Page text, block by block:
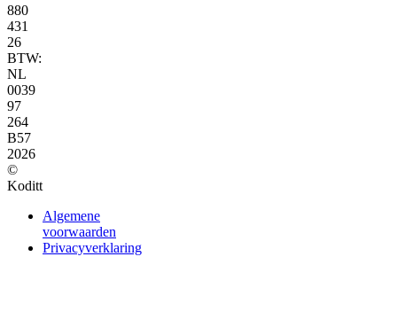
880
431
26
BTW:
NL
0039
97
264
B57
2026
©
Koditt
Algemene
voorwaarden
Privacyverklaring